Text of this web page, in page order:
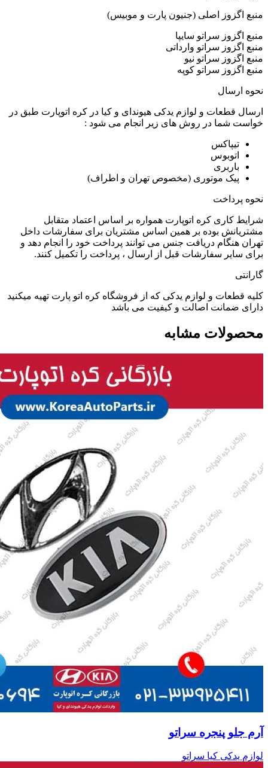
منبع اگزوز اصلی (جنیون پارت و موبیس)
منبع اگزوز سراتو سایپا
منبع اگزوز سراتو وارداتی
منبع اگزوز سراتو نیو
منبع اگزوز سراتو کوپه
نحوه ارسال
ارسال قطعات و لوازم یدکی هیوندای و کیا در کره اتوپارت طبق در
خواست شما در روش های زیر انجام می شود :
تیپاکس
اتوبوس
باربری
پیک موتوری (مخصوص تهران و اطراف)
نحوه پرداخت
شرایط کاری کره اتوپارت همواره بر اساس اعتماد متقابل
مشتریانش بوده بر همین اساس مشتریان برای سفارشات داخل
تهران هنگام دریافت جنس می توانند پرداخت خود را انجام دهد و
برای سایر سفارشات قبل از ارسال ، پرداخت را تکمیل کنند.
گارانتی
کلیه قطعات و لوازم یدکی که از فروشگاه کره اتو پارت تهیه میکنید
دارای ضمانت اصالت و کیفیت می باشد
محصولات مشابه
آرم جلو پنجره سراتو
لوازم یدکی کیا سراتو